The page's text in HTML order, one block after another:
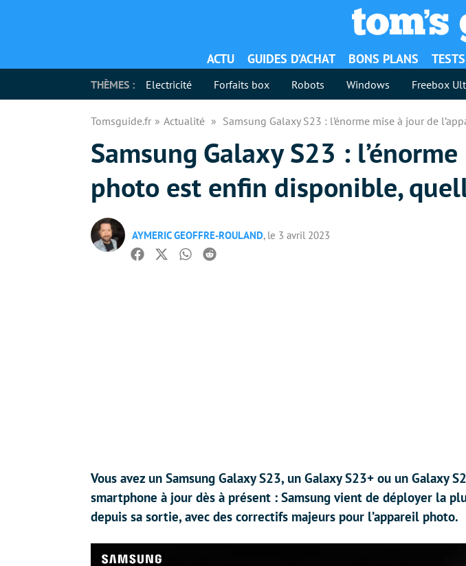
ACTU GUIDES D’ACHAT BONS PLANS TESTS
THÈMES : Electricité Forfaits box Robots Windows Freebox
Tomsguide.fr Actualité Samsung Galaxy S23 : l’énorme mise à jour de
Samsung Galaxy S23 :
photo est enfin disponible,
AYMERIC GEOFFRE-ROULAND, le 3 avril 2023
Facebook
TwitterWhatsapp
Reddit
Vous avez un Samsung Galaxy S23, un Galaxy S23+ ou un Galaxy
smartphone à jour dès à présent : Samsung vient de déployer la
depuis sa sortie, avec des correctifs majeurs pour l’appareil photo.